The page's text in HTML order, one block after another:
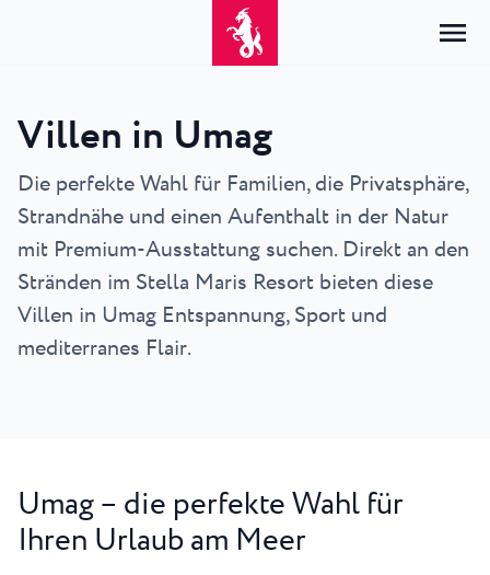
Unterkunft
Nach Typ
Hotels
Appartements
Nach Reiseziel
Poreč
Umag
Resorts
Park Resort Plava Laguna
Alle Resorts
Erkunden
Veranstaltungen
Strände
Neu
Kontakt
DEHrvatski
English
Deutsch
Villen in Umag
Die perfekte Wahl für Familien, die Privatsphäre,
Strandnähe und einen Aufenthalt in der Natur
mit Premium-Ausstattung suchen. Direkt an den
Stränden im Stella Maris Resort bieten diese
Villen in Umag Entspannung, Sport und
mediterranes Flair.
Umag – die perfekte Wahl für
Ihren Urlaub am Meer